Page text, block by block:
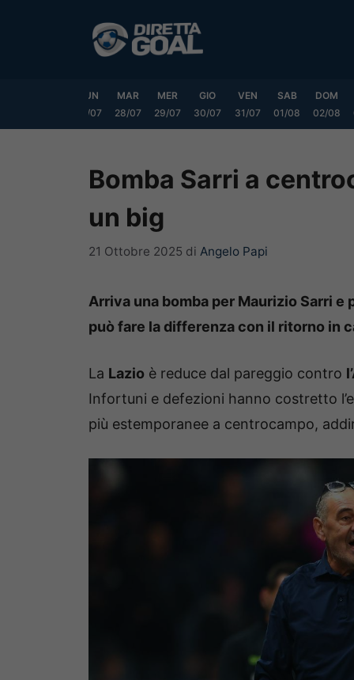
LUN
27/07
MAR
28/07
MER
29/07
GIO
30/07
VEN
31/07
SAB
01/08
DOM
02/08
Bomba Sarri a
un big
21 Ottobre 2025 di Angelo Papi
Arriva una bomba per Maurizio Sarri
può fare la differenza con il ritorno in
La Lazio è reduce dal pareggio contro
Infortuni e defezioni hanno costretto
più estemporanee a centrocampo,